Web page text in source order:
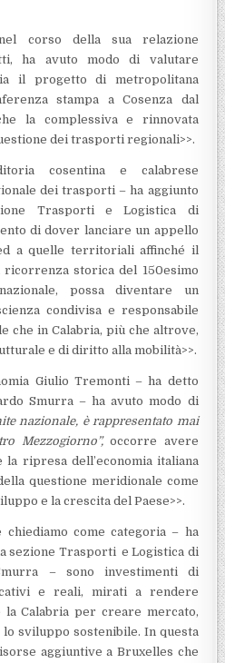
corso della sua relazione
ha avuto modo di valutare
il progetto di metropolitana
stampa a Cosenza dal
la complessiva e rinnovata
dei trasporti regionali>>.
cosentina e calabrese
dei trasporti – ha aggiunto
Trasporti e Logistica di
di dover lanciare un appello
a quelle territoriali affinché il
ricorrenza storica del 150esimo
possa diventare un
condivisa e responsabile
che in Calabria, più che altrove,
e di diritto alla mobilità>>.
Giulio Tremonti – ha detto
Smurra – ha avuto modo di
nazionale, è rappresentato mai
Mezzogiorno”,occorre avere
la ripresa dell’economia italiana
questione meridionale come
e la crescita del Paese>>.
chiediamo come categoria – ha
sezione Trasporti e Logistica di
– sono investimenti di
e reali, mirati a rendere
Calabria per creare mercato,
sviluppo sostenibile. In questa
aggiuntive a Bruxelles che